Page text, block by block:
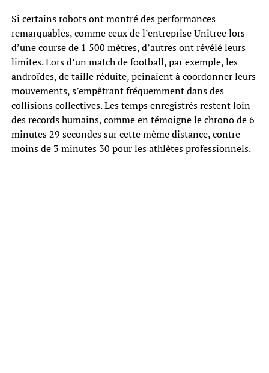
Si certains robots ont montré des performances
remarquables, comme ceux de l’entreprise Unitree lors
d’une course de 1 500 mètres, d’autres ont révélé leurs
limites. Lors d’un match de football, par exemple, les
androïdes, de taille réduite, peinaient à coordonner leurs
mouvements, s’empêtrant fréquemment dans des
collisions collectives. Les temps enregistrés restent loin
des records humains, comme en témoigne le chrono de 6
minutes 29 secondes sur cette même distance, contre
moins de 3 minutes 30 pour les athlètes professionnels.